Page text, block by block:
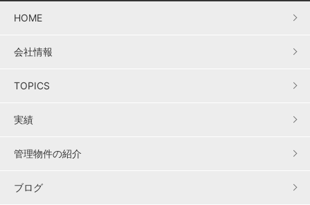
HOME
会社情報
TOPICS
実績
管理物件の紹介
ブログ